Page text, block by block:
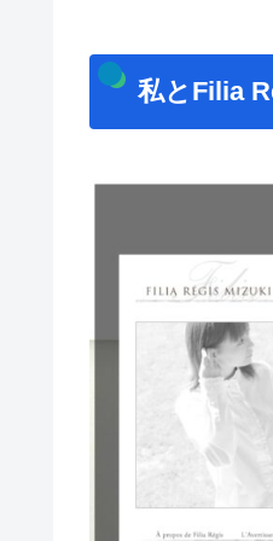
私とFilia